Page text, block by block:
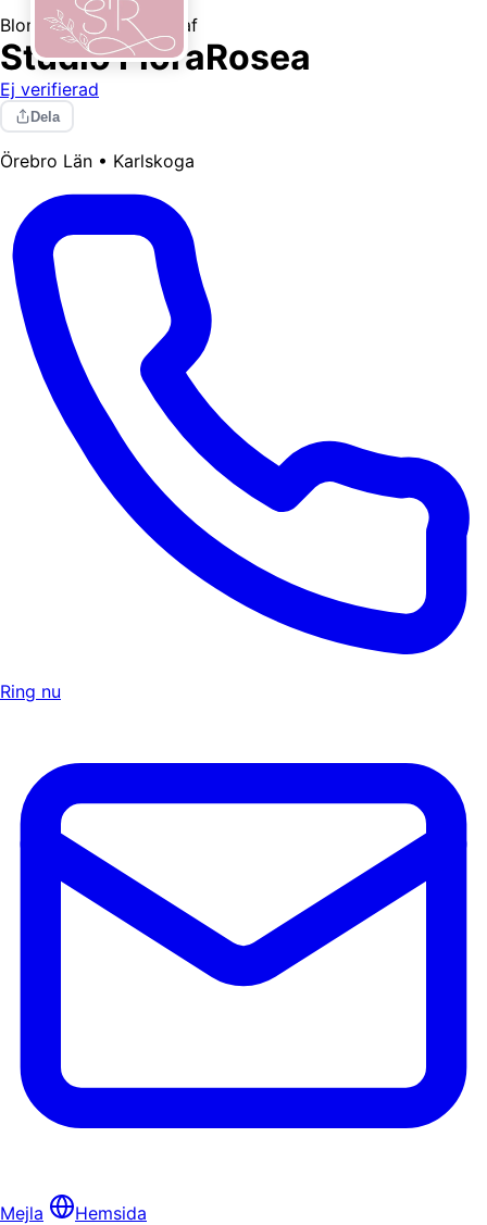
BlomsterhandelFotograf
Studio FloraRosea
Ej verifierad
Dela
Örebro Län • Karlskoga
Ring nu
Mejla Hemsida